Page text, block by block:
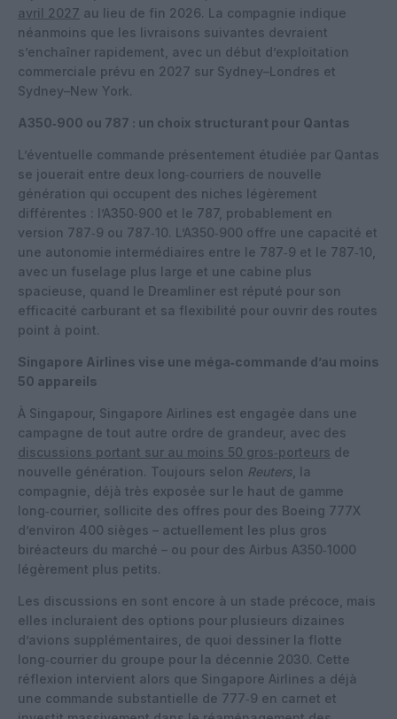
avril 2027 au lieu de fin 2026. La compagnie indique
néanmoins que les livraisons suivantes devraient
s’enchaîner rapidement, avec un début d’exploitation
commerciale prévu en 2027 sur Sydney–Londres et
Sydney–New York.
A350‑900 ou 787 : un choix structurant pour Qantas
L’éventuelle commande présentement étudiée par Qantas
se jouerait entre deux long‑courriers de nouvelle
génération qui occupent des niches légèrement
différentes : l’A350‑900 et le 787, probablement en
version 787‑9 ou 787‑10. L’A350‑900 offre une capacité et
une autonomie intermédiaires entre le 787‑9 et le 787‑10,
avec un fuselage plus large et une cabine plus
spacieuse, quand le Dreamliner est réputé pour son
efficacité carburant et sa flexibilité pour ouvrir des routes
point à point.
Singapore Airlines vise une méga‑commande d’au moins
50 appareils
À Singapour, Singapore Airlines est engagée dans une
campagne de tout autre ordre de grandeur, avec des
discussions portant sur au moins 50 gros‑porteurs de
nouvelle génération. Toujours selon Reuters , la
compagnie, déjà très exposée sur le haut de gamme
long‑courrier, sollicite des offres pour des Boeing 777X
d’environ 400 sièges – actuellement les plus gros
biréacteurs du marché – ou pour des Airbus A350‑1000
légèrement plus petits.
Les discussions en sont encore à un stade précoce, mais
elles incluraient des options pour plusieurs dizaines
d’avions supplémentaires, de quoi dessiner la flotte
long‑courrier du groupe pour la décennie 2030. Cette
réflexion intervient alors que Singapore Airlines a déjà
une commande substantielle de 777‑9 en carnet et